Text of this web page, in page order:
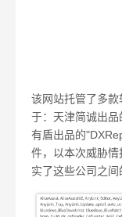
该网站托管了多
于：天津简诚出
有盾出品的
件，以本次威胁
实了这些公司之间